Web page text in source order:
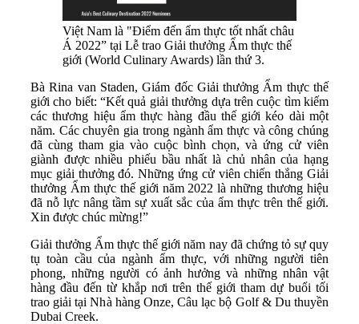
Việt Nam là "Điểm đến ẩm thực tốt nhất châu
Á 2022” tại Lễ trao Giải thưởng Ẩm thực thế
giới (World Culinary Awards) lần thứ 3.
Bà Rina van Staden, Giám đốc Giải thưởng Ẩm thực thế
giới cho biết: “Kết quả giải thưởng dựa trên cuộc tìm kiếm
các thương hiệu ẩm thực hàng đầu thế giới kéo dài một
năm. Các chuyên gia trong ngành ẩm thực và công chúng
đã cùng tham gia vào cuộc bình chọn, và ứng cử viên
giành được nhiều phiếu bầu nhất là chủ nhân của hạng
mục giải thưởng đó. Những ứng cử viên chiến thắng Giải
thưởng Ẩm thực thế giới năm 2022 là những thương hiệu
đã nỗ lực nâng tầm sự xuất sắc của ẩm thực trên thế giới.
Xin được chúc mừng!”
Giải thưởng Ẩm thực thế giới năm nay đã chứng tỏ sự quy
tụ toàn cầu của ngành ẩm thực, với những người tiên
phong, những người có ảnh hưởng và những nhân vật
hàng đầu đến từ khắp nơi trên thế giới tham dự buổi tối
trao giải tại Nhà hàng Onze, Câu lạc bộ Golf & Du thuyền
Dubai Creek.